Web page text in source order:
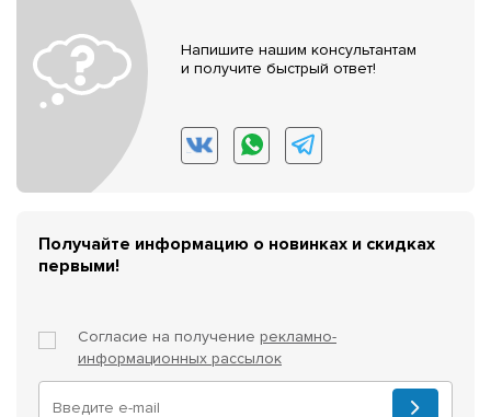
Напишите нашим консультантам
и получите быстрый ответ!
Получайте информацию о новинках и скидках
первыми!
Согласие на получение рекламно-
информационных рассылок